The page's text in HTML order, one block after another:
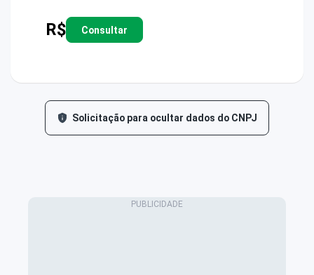
R$ Consultar
Solicitação para ocultar dados do CNPJ